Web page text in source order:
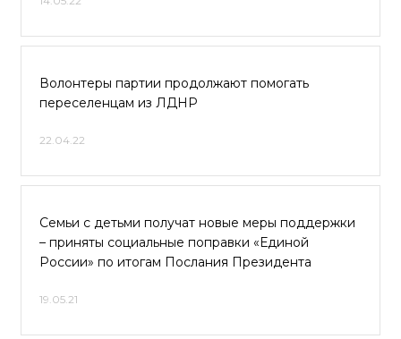
Волонтеры партии продолжают помогать
переселенцам из ЛДНР
22.04.22
Семьи с детьми получат новые меры поддержки
– приняты социальные поправки «Единой
России» по итогам Послания Президента
19.05.21